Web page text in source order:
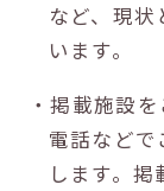
など、現
います。
・掲載施設
電話など
します。